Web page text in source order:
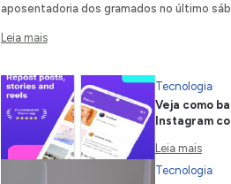
aposentadoria dos gramados no último
Leia mais
Tecnologia
Veja como
Instagram
Leia mais
Tecnologia